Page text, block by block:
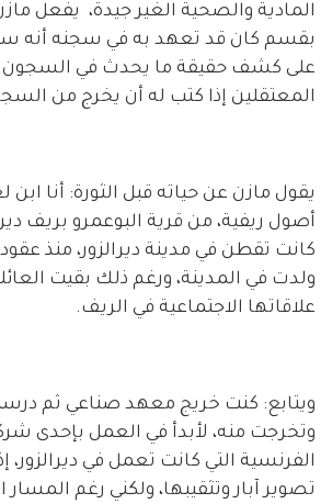
المادية والصحية الغير جيدة، يفعل
بقسم كان قد تعهد به في سجنه أنه
على كشف حقيقة ما يحدث في السجون
المعتقلين إذا كتب له أن يخرج من
يقول مازن عن حياته قبل الثورة: أنا ابن
أصول ريفية، من قرية البوعمرو بريف
كانت تقطن في مدينة ديرالزور، منذ
ولدت في المدينة، ورغم ذلك بقيت
علاقاتها الاجتماعية في الريف.
ويتابع: كنت خريج معهد صناعي ثم
وتخرجت منه، لأبدأ في العمل بإحدى
الفرنسية التي كانت تعمل في
تصوير آبار وتثقيبها، ولكني رغم المسار